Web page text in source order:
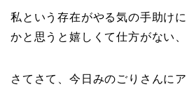
私という存在がやる気の手助け
かと思うと嬉しくて仕方がない
さてさて、今日みのごりさんに